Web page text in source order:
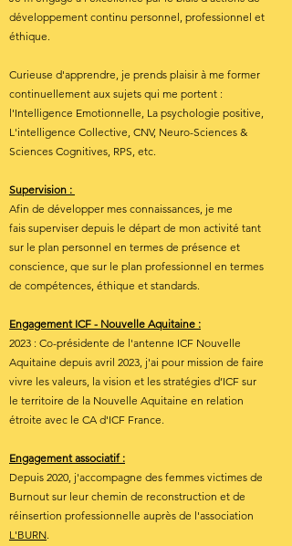
développement continu personnel, professionnel et
éthique.
Curieuse d'apprendre, je prends plaisir à me former
continuellement aux sujets qui me portent :
l'Intelligence Emotionnelle, La psychologie positive,
L'intelligence Collective, CNV, Neuro-Sciences &
Sciences Cognitives, RPS, etc.
Supervision :
Afin de développer mes connaissances, je me
fais superviser depuis le départ de mon activité tant
sur le plan personnel en termes de présence et
conscience, que sur le plan professionnel en termes
de compétences, éthique et standards.
Engagement ICF - Nouvelle Aquitaine :
2023 : Co-présidente de l'antenne ICF Nouvelle
Aquitaine depuis avril 2023, j'ai pour mission de faire
vivre les valeurs, la vision et les stratégies d’ICF sur
le territoire de la Nouvelle Aquitaine en relation
étroite avec le CA d'ICF France.
Engagement associatif :
Depuis 2020, j'accompagne des femmes victimes de
Burnout sur leur chemin de reconstruction et de
réinsertion professionnelle auprès de l'association
L'BURN.